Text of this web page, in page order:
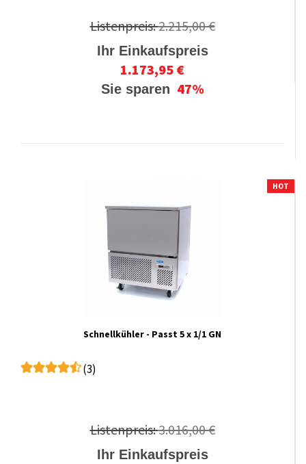
Listenpreis:2.215,00 €
Ihr Einkaufspreis
1.173,95 €
Sie sparen 47%
HOT
Schnellkühler - Passt 5 x 1/1 GN
(3)
Listenpreis:3.016,00 €
Ihr Einkaufspreis